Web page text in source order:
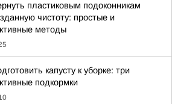
пластиковым подоконникам
чистоту: простые и
методы
капусту к уборке: три
подкормки